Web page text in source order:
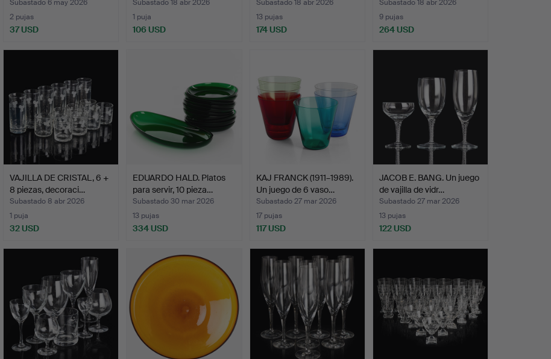
Subastado 6 may 2026
2 pujas
37 USD
Subastado 18 abr 2026
1 puja
106 USD
Subastado 18 abr 2026
13 pujas
174 USD
Subastado 18 abr 2026
9 pujas
264 USD
VAJILLA DE CRISTAL, 6 +
8 piezas, decoraci…
Subastado 8 abr 2026
1 puja
32 USD
EDUARDO HALD. Platos
para servir, 10 pieza…
Subastado 30 mar 2026
13 pujas
334 USD
KAJ FRANCK (1911–1989).
Un juego de 6 vaso…
Subastado 27 mar 2026
17 pujas
117 USD
JACOB E. BANG. Un juego
de vajilla de vidr…
Subastado 27 mar 2026
13 pujas
122 USD